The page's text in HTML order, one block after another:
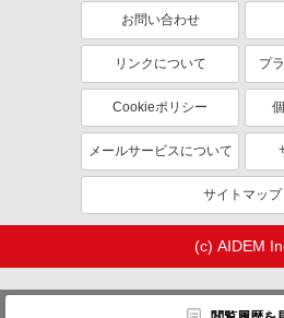
お問い合わせ
リンクについて プ
Cookieポリシー
メールサービスについて
サイトマップ
(c) AIDEM